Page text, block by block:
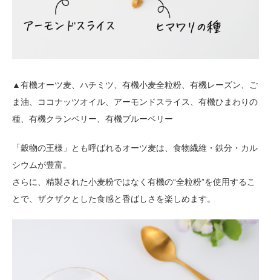
▲有機オーツ麦、ハチミツ、有機小麦全粒粉、有機レーズン、ご
ま油、ココナッツオイル、アーモンドスライス、有機ひまわりの
種、有機クランベリー、有機ブルーベリー
「穀物の王様」とも呼ばれるオーツ麦は、食物繊維・鉄分・カル
シウムが豊富。
さらに、精製された小麦粉ではなく有機の“全粒粉”を使用するこ
とで、ザクザクとした食感と香ばしさを楽しめます。